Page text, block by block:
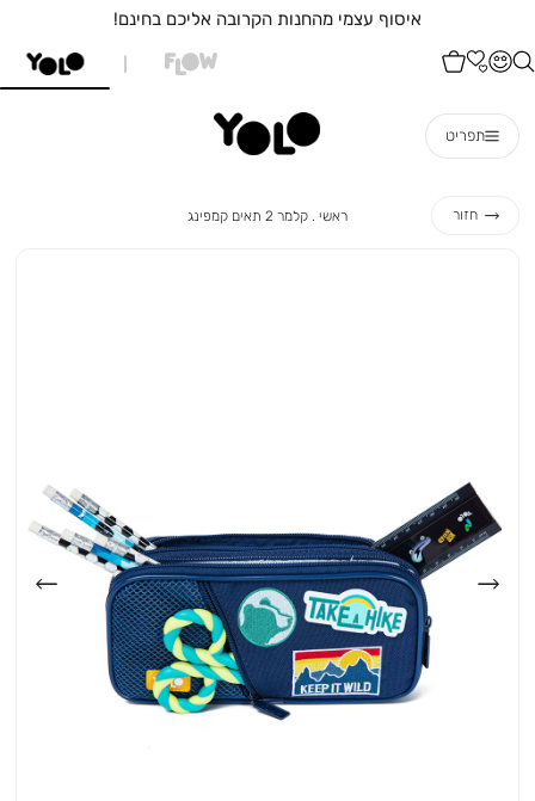
איסוף עצמי מהחנות הקרובה אליכם בחינם!
תפריט
חזור ראשי ראשי
קלמר 2 תאים קמפינג